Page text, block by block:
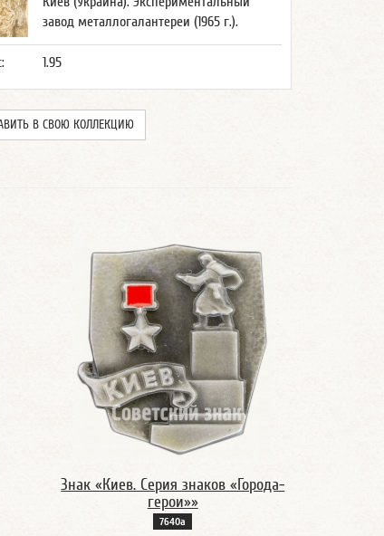
завод металлогалантереи (1965 г.).
1.95
В СВОЮ КОЛЛЕКЦИЮ
Знак «Киев. Серия знаков «Города-
герои»»
7640а